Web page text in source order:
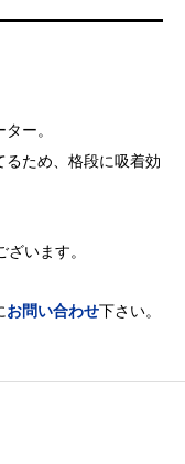
ー。
ため、格段に吸着効
います。
お問い合わせ下さい。